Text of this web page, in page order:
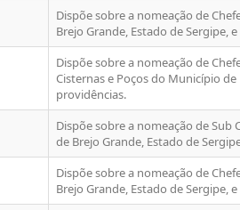
Dispõe sobre a nomeação de
Brejo Grande, Estado de Sergipe,
Dispõe sobre a nomeação de
Cisternas e Poços do Município
providências.
Dispõe sobre a nomeação de Sub
de Brejo Grande, Estado de
Dispõe sobre a nomeação de
Brejo Grande, Estado de Sergipe,